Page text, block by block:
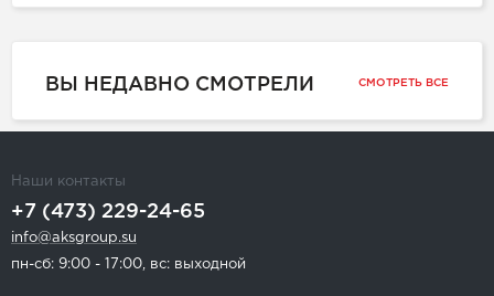
ВЫ НЕДАВНО СМОТРЕЛИ СМОТРЕТЬ ВСЕ
Наши контакты
+7 (473) 229-24-65
info@aksgroup.su
пн-сб: 9:00 - 17:00, вс: выходной